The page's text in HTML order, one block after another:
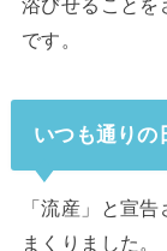
浴びせることを
です。
いつも通りの
「流産」と宣
まくりました。